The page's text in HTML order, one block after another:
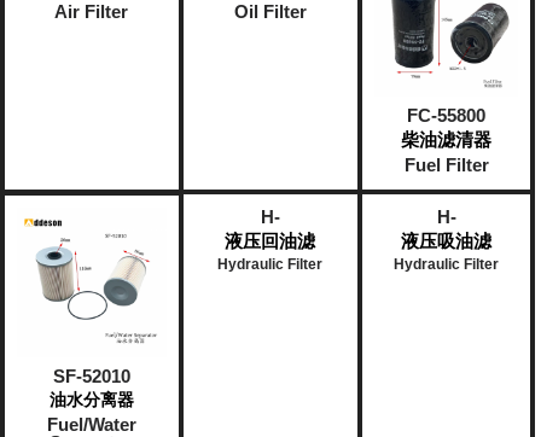
Air Filter
Oil Filter
FC-55800
柴油滤清器
Fuel Filter
SF-52010
油水分离器
Fuel/Water
H-
液压回油滤
Hydraulic Filter
H-
液压吸油滤
Hydraulic Filter